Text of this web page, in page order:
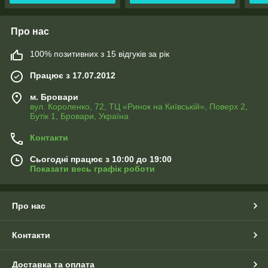
Про нас
100% позитивних з 15 відгуків за рік
Працює з 17.07.2012
м. Бровари
вул. Короленко, 72, ТЦ «Ринок на Київській», Поверх 2,
Бутік 1, Бровари, Україна
Контакти
Сьогодні працює з 10:00 до 19:00
Показати весь графік роботи
Про нас
Контакти
Доставка та оплата